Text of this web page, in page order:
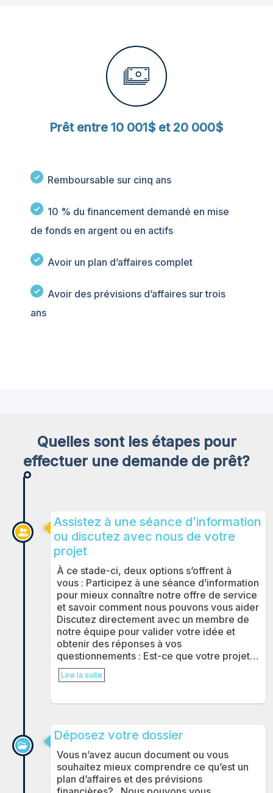
Prêt entre 10 001$ et 20 000$
Remboursable sur cinq ans
10 % du financement demandé en mise
de fonds en argent ou en actifs
Avoir un plan d’affaires complet
Avoir des prévisions d’affaires sur trois
ans
Quelles sont les étapes pour
effectuer une demande de prêt?
Assistez à une séance d’information
ou discutez avec nous de votre
projet
À ce stade-ci, deux options s’offrent à
vous : Participez à une séance d’information
pour mieux connaître notre offre de service
et savoir comment nous pouvons vous aider
Discutez directement avec un membre de
notre équipe pour valider votre idée et
obtenir des réponses à vos
questionnements : Est-ce que votre projet…
Lire la suite
Déposez votre dossier
Vous n’avez aucun document ou vous
souhaitez mieux comprendre ce qu’est un
plan d’affaires et des prévisions